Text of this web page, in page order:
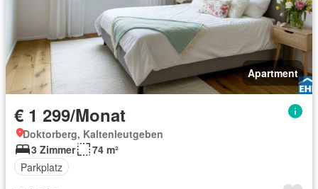
Apartment
€ 1 299/Monat
Doktorberg, Kaltenleutgeben
3 Zimmer
74 m²
Parkplatz